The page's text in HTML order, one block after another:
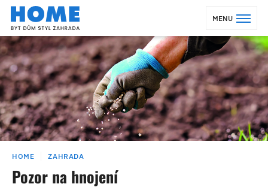
MENU
HOME ZAHRADA
Pozor na hnojení